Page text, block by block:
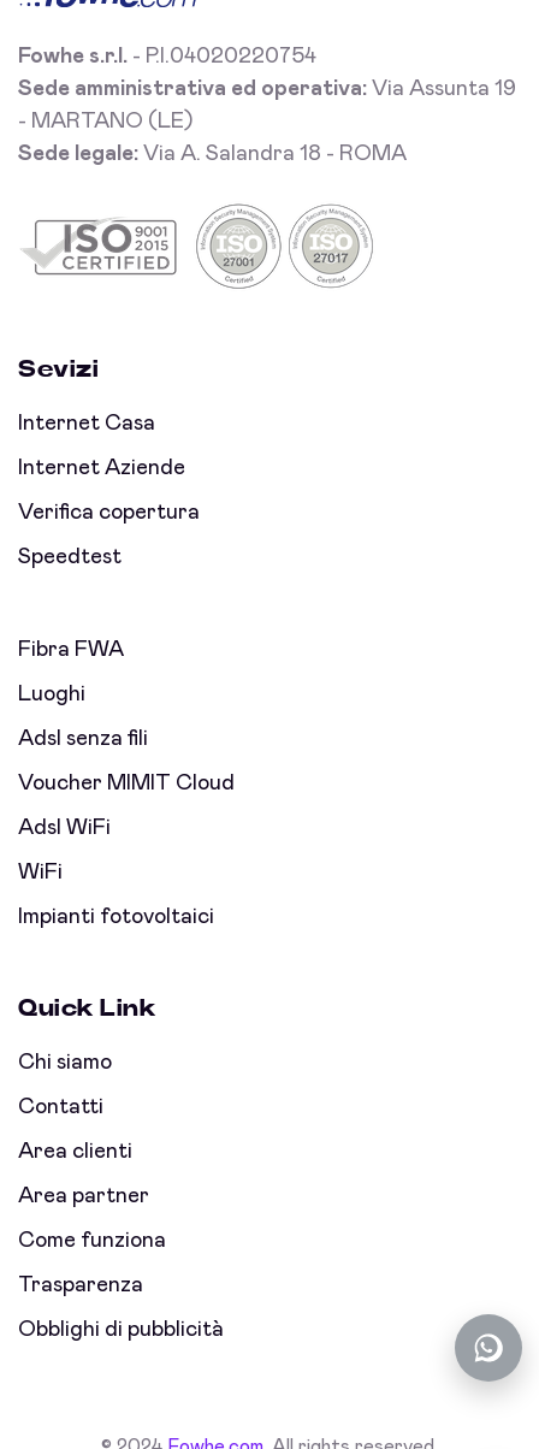
Fowhe s.r.l. - P.I.04020220754
Sede amministrativa ed operativa: Via Assunta 19
- MARTANO (LE)
Sede legale: Via A. Salandra 18 - ROMA
Sevizi
Internet Casa
Internet Aziende
Verifica copertura
Speedtest
Fibra FWA
Luoghi
Adsl senza fili
Voucher MIMIT Cloud
Adsl WiFi
WiFi
Impianti fotovoltaici
Quick Link
Chi siamo
Contatti
Area clienti
Area partner
Come funziona
Trasparenza
Obblighi di pubblicità